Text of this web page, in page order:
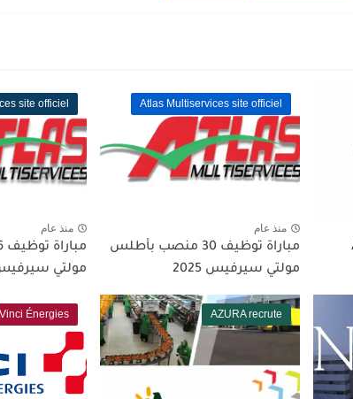
Atlas Multiservices site officiel
منذ عام
مباراة توظيف 30 منصب بأطلس
مولتي سيرفيس 2025
site officiel
منذ عام
مولتي سيرفيس
AZURA recrute
Vinci Énergies